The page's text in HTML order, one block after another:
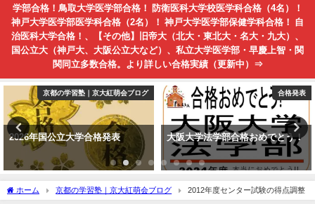
学部合格！鳥取大学医学部合格！ 防衛医科大学校医学科合格（4名）！
神戸大学医学部医学科合格（2名）！ 神戸大学医学部保健学科合格！ 自
治医科大学合格！、【その他】旧帝大（北大・東北大・名大・九大）、
国公立大（神戸大、大阪公立大など）、私立大学医学部・早慶上智・関
関同立多数合格。より詳しい合格実績（更新中）⇒
都の学習塾｜京大紅萌会ブログ
立大学合格発表
合格発表
大阪大学法学部合格おめでとう！ 推薦入
ホーム 京都の学習塾｜京大紅萌会ブログ 2012年度センター試験の得点調整